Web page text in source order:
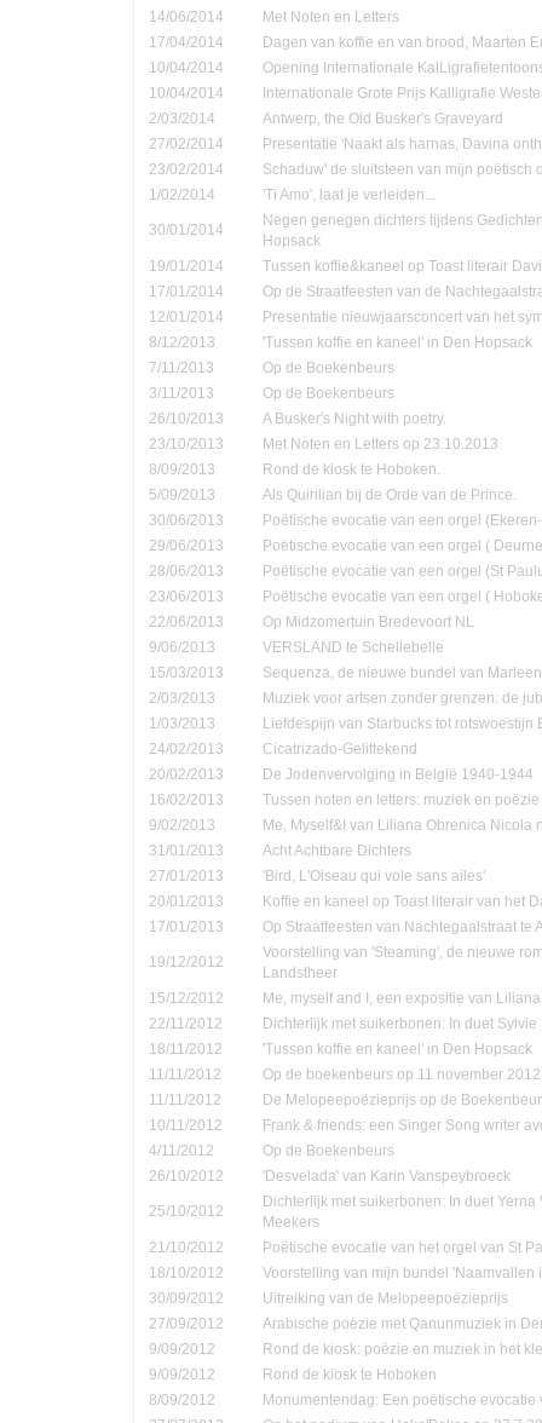
14/06/2014
Met Noten en Letters
17/04/2014
Dagen van koffie en van brood, Maarten
10/04/2014
Opening Internationale
10/04/2014
Internationale Grote Prijs Kalligrafie
2/03/2014
Antwerp, the Old Busker's Graveyard
27/02/2014
Presentatie 'Naakt als harnas, Davina
23/02/2014
Schaduw' de sluitsteen van mijn poëtisch
1/02/2014
'Ti Amo', laat je verleiden...
30/01/2014
Negen genegen dichters tijdens
Hopsack
19/01/2014
Tussen koffie&kaneel op Toast literair
17/01/2014
Op de Straatfeesten van de
12/01/2014
Presentatie nieuwjaarsconcert van het
8/12/2013
'Tussen koffie en kaneel' in Den Hopsack
7/11/2013
Op de Boekenbeurs
3/11/2013
Op de Boekenbeurs
26/10/2013
A Busker's Night with poetry.
23/10/2013
Met Noten en Letters op 23.10.2013
8/09/2013
Rond de kiosk te Hoboken.
5/09/2013
Als Quirilian bij de Orde van de Prince.
30/06/2013
Poëtische evocatie van een orgel
29/06/2013
Poëtische evocatie van een orgel (
28/06/2013
Poëtische evocatie van een orgel (St
23/06/2013
Poëtische evocatie van een orgel (
22/06/2013
Op Midzomertuin Bredevoort NL
9/06/2013
VERSLAND te Schellebelle
15/03/2013
Sequenza, de nieuwe bundel van
2/03/2013
Muziek voor artsen zonder grenzen: de
1/03/2013
Liefdespijn van Starbucks tot rotswoestijn
24/02/2013
Cicatrizado-Gelittekend
20/02/2013
De Jodenvervolging in België 1940-1944
16/02/2013
Tussen noten en letters: muziek en
9/02/2013
Me, Myself&I van Liliana Obrenica Nicola
31/01/2013
Acht Achtbare Dichters
27/01/2013
'Bird, L'Oiseau qui vole sans ailes'
20/01/2013
Koffie en kaneel op Toast literair van het
17/01/2013
Op Straatfeesten van Nachtegaalstraat te
19/12/2012
Voorstelling van 'Steaming', de nieuwe
Landstheer
15/12/2012
Me, myself and I, een expositie van
22/11/2012
Dichterlijk met suikerbonen: In duet
18/11/2012
'Tussen koffie en kaneel' in Den Hopsack
11/11/2012
Op de boekenbeurs op 11 november 2012
11/11/2012
De Melopeepoëzieprijs op de
10/11/2012
Frank & friends: een Singer Song writer
4/11/2012
Op de Boekenbeurs
26/10/2012
'Desvelada' van Karin Vanspeybroeck
25/10/2012
Dichterlijk met suikerbonen: In duet
Meekers
21/10/2012
Poëtische evocatie van het orgel van St
18/10/2012
Voorstelling van mijn bundel 'Naamvallen
30/09/2012
Uitreiking van de Melopeepoëzieprijs
27/09/2012
Arabische poëzie met Qanunmuziek in
9/09/2012
Rond de kiosk: poëzie en muziek in het
9/09/2012
Rond de kiosk te Hoboken
8/09/2012
Monumentendag: Een poëtische evocatie